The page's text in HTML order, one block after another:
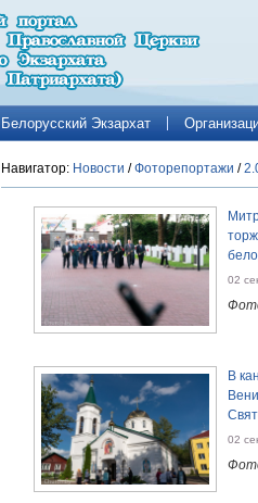
Белорусский Экзархат
Навигатор: Новости /Фоторепортажи /
02
В
02